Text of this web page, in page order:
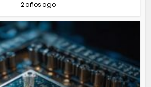
2 años ago